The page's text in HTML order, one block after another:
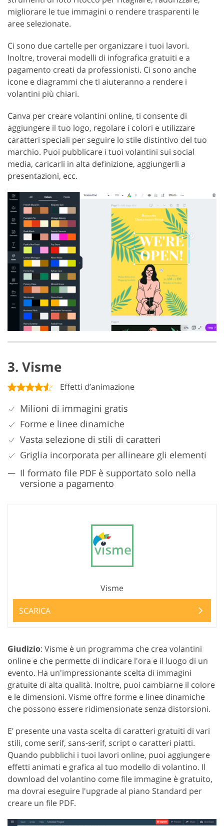
migliorare le tue immagini o rendere trasparenti le
aree selezionate.
Ci sono due cartelle per organizzare i tuoi lavori.
Inoltre, troverai modelli di infografica gratuiti e a
pagamento creati da professionisti. Ci sono anche
icone e diagrammi che ti aiuteranno a rendere i
volantini più chiari.
Canva per creare volantini online, ti consente di
aggiungere il tuo logo, regolare i colori e utilizzare
caratteri speciali per seguire lo stile distintivo del tuo
marchio. Puoi pubblicare i tuoi volantini sui social
media, caricarli in alta definizione, aggiungerli a
presentazioni, ecc.
3. Visme
Effetti d’animazione
Milioni di immagini gratis
Forme e linee dinamiche
Vasta selezione di stili di caratteri
Griglia incorporata per allineare gli elementi
Il formato file PDF è supportato solo nella
versione a pagamento
Visme
SCARICA
Giudizio: Visme è un programma che crea volantini
online e che permette di indicare l'ora e il luogo di un
evento. Ha un'impressionante scelta di immagini
gratuite di alta qualità. Inoltre, puoi cambiarne il colore
e le dimensioni. Visme offre forme e linee dinamiche
che possono essere ridimensionate senza distorsioni.
E’ presente una vasta scelta di caratteri gratuiti di vari
stili, come serif, sans-serif, script o caratteri piatti.
Quando pubblichi i tuoi lavori online, puoi aggiungere
effetti animati e grafica al tuo modello di volantino. Il
download del volantino come file immagine è gratuito,
ma dovrai eseguire l'upgrade al piano Standard per
creare un file PDF.